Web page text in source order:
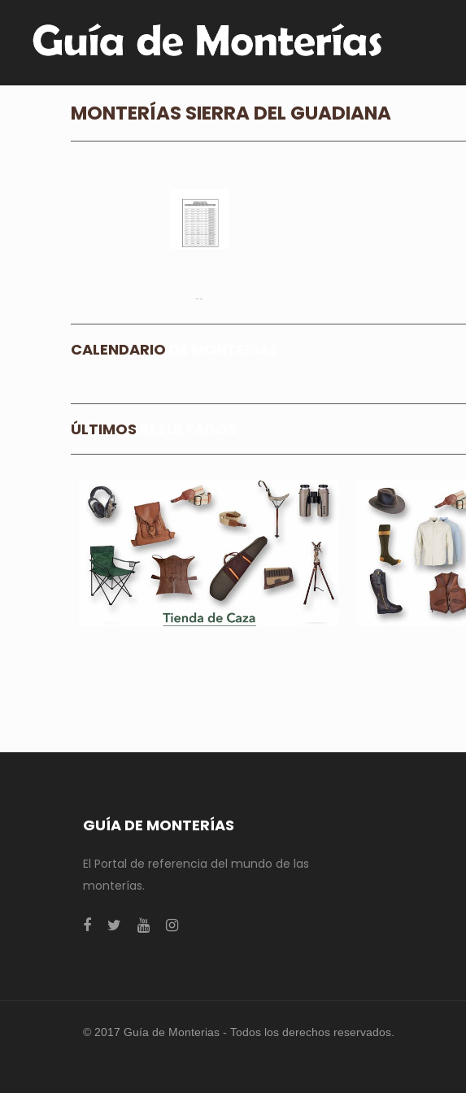
MONTERÍAS SIERRA DEL GUADIANA
--
CALENDARIO
ÚLTIMOS
GUÍA DE MONTERÍAS
El Portal de referencia del mundo de las
monterías.
© 2017 Guía de Monterias - Todos los derechos reservados.